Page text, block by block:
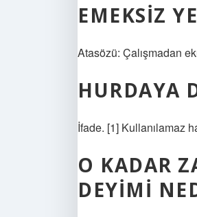
EMEKSIZ
Atasözü: Çalışmadan
HURDAYA
İfade. [1] Kullanılamaz
O KADAR
DEYIMI